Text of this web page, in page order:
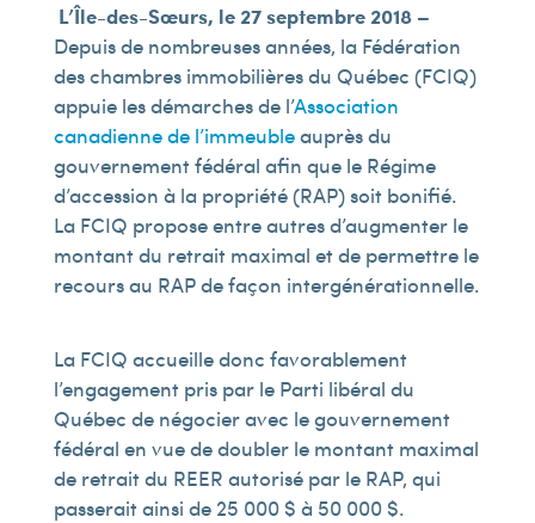
L’Île-des-Sœurs, le 27 septembre 2018 –
Depuis de nombreuses années, la Fédération
des chambres immobilières du Québec (FCIQ)
appuie les démarches de l’Association
canadienne de l’immeubleauprès du
gouvernement fédéral afin que le Régime
d’accession à la propriété (RAP) soit bonifié.
La FCIQ propose entre autres d’augmenter le
montant du retrait maximal et de permettre le
recours au RAP de façon intergénérationnelle.
La FCIQ accueille donc favorablement
l’engagement pris par le Parti libéral du
Québec de négocier avec le gouvernement
fédéral en vue de doubler le montant maximal
de retrait du REER autorisé par le RAP, qui
passerait ainsi de 25 000 $ à 50 000 $.